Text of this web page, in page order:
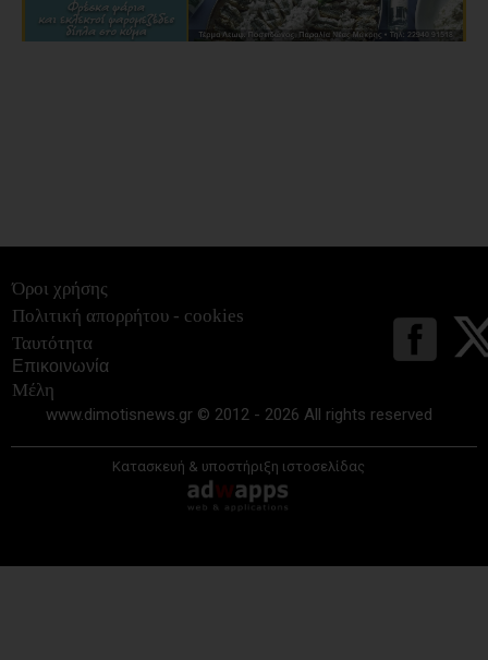
Όροι χρήσης
Πολιτική απορρήτου - cookies
Ταυτότητα
Επικοινωνία
Μέλη
www.dimotisnews.gr © 2012 - 2026 All rights reserved
Κατασκευή & υποστήριξη ιστοσελίδας